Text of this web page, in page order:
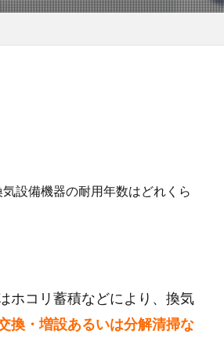
設備機器の耐用年数はどれくら
ホコリ蓄積などにより、換気
換・増設あるいは分解清掃な